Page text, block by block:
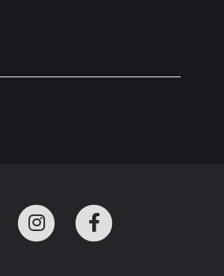
nosotros en Telegram
Twitter Instagram